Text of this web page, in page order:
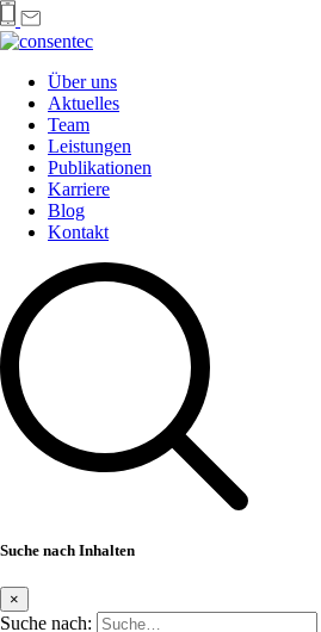
Über uns
Aktuelles
Team
Leistungen
Publikationen
Karriere
Blog
Kontakt
Suche nach Inhalten
×
Suche nach: